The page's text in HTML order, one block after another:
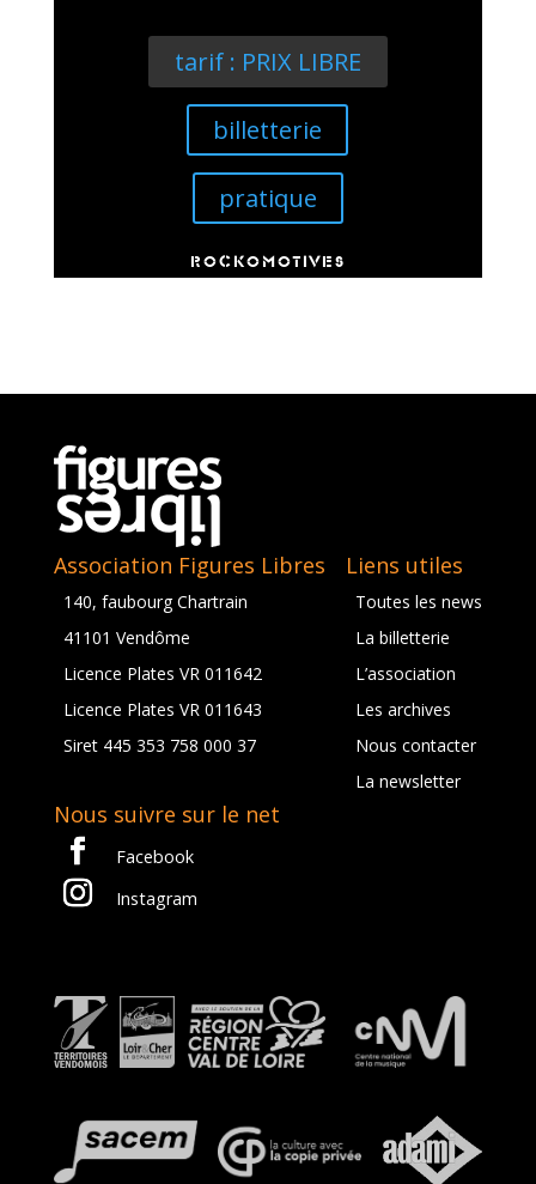
tarif : PRIX LIBRE
billetterie
pratique
ROCKOMOTIVES
Association Figures Libres
140, faubourg Chartrain
41101 Vendôme
Licence Plates VR 011642
Licence Plates VR 011643
Siret 445 353 758 000 37
Liens utiles
Toutes les news
La billetterie
L’association
Les archives
Nous contacter
La newsletter
Nous suivre sur le net
Facebook
Instagram